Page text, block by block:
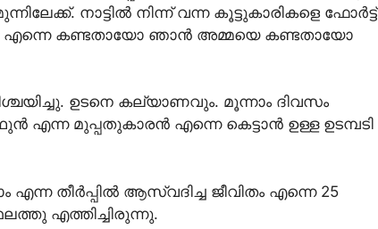
നാട്ടിൽ നിന്ന് വന്ന കൂട്ടുകാരികളെ ഫോർട്ട്
എന്നെ കണ്ടതായോ ഞാൻ അമ്മയെ കണ്ടതായോ
ഉടനെ കല്യാണവും. മൂന്നാം ദിവസം
എന്ന മുപ്പതുകാരൻ എന്നെ കെട്ടാൻ ഉള്ള ഉടമ്പടി
എന്ന തീർപ്പിൽ ആസ്വദിച്ച ജീവിതം എന്നെ 25
എത്തിച്ചിരുന്നു.